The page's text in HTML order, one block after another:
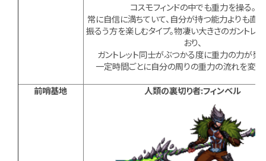
コスモフィンドの中でも重力を操る。
常に自信に満ちていて、自分が持つ能力よりも直
振るう方を楽しむタイプ。物凄い大きさのガントレッ
おり、
ガントレット同士がぶつかる度に重力の力が発
一定時間ごとに自分の周りの重力の流れを変化
前哨基地
人類の裏切り者:フィンベル